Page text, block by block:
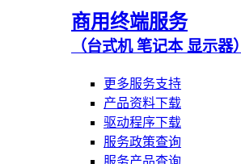
商用终端服务
（台式机 笔记本 显示器）
更多服务支持
产品资料下载
驱动程序下载
服务政策查询
服务产品查询